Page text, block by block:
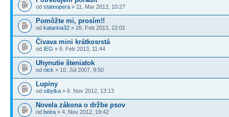
od stateopera » 11. Mar 2013, 10:27
Pomôžte mi, prosím!!
od katarina32 » 26. Feb 2013, 22:01
Čivava mini krátkosrstá
od IEG » 8. Feb 2013, 11:44
Uhynutie šteniatok
od nick » 10. Júl 2007, 9:50
Lupiny
od sibylka » 6. Nov 2012, 13:13
Novela zákona o držbe psov
od beira » 4. Nov 2012, 19:42